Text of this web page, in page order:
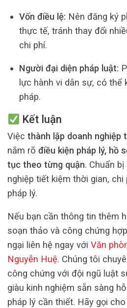
Vốn điều lệ: Nên đăng ký
thực tế, tránh thay đổi
chi phí.
Người đại diện pháp luật:
lực hành vi dân sự, có thể
pháp.
Kết luận
Việc thành lập doanh nghiệp
nắm rõ điều kiện pháp lý, hồ
tục theo từng quận. Chuẩn
nghiệp tiết kiệm thời gian, chi
pháp lý.
Nếu bạn cần thông tin thêm
soạn thảo và công chứng
ngại liên hệ ngay với Văn
Nguyễn Huệ. Chúng tôi
công chứng với đội ngũ luật
giàu kinh nghiệm sẵn sàng
pháp lý cần thiết. Hãy gọi